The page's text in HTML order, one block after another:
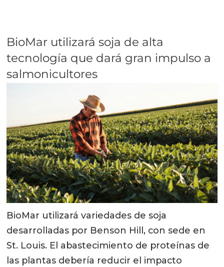
BioMar utilizará soja de alta
tecnología que dará gran impulso a
salmonicultores
BioMar utilizará variedades de soja
desarrolladas por Benson Hill, con sede en
St. Louis. El abastecimiento de proteínas de
las plantas debería reducir el impacto